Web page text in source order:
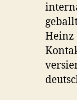
Heinz